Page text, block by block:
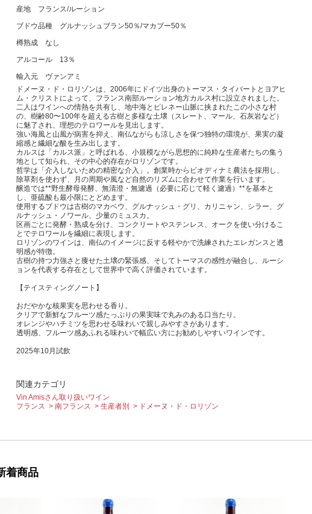
産地 フランス/ルーション
ブドウ品種 グルナッシュブラン50％/マカブー50％
樽熟成 なし
アルコール 13％
輸入元 ヴァンアミ
ドメーヌ・ド・ロリゾンは、2006年にドイツ出身のトーマス・タイバートとヨアヒ
ム・クリストによって、フランス南部ルーション地方カルス村に設立されました。
二人はワインへの情熱を共有し、地中海とピレネー山脈に挟まれたこの小さな村
の、樹齢80〜100年を超える古樹と多様な土壌（スレート、マール、石灰岩など）
に魅了され、理想のテロワールを見出します。
強い海風と山風が病害を抑え、南仏ながらも涼しさを保つ独特の環境が、果実の凝
縮感と繊細な酸を生み出します。
カルスは「カルス派」と呼ばれる、小規模ながら思想的に純粋な生産者たちの集う
地として知られ、その中心的存在がロリゾンです。
哲学は「介入しないための精密な介入」。創業時からビオディナミ農法を採用し、
除草剤を使わず、月の周期や風など自然のリズムに合わせて作業を行います。
醸造では**野生酵母発酵、無清澄・無濾過（必要に応じて軽く濾過）**を基本と
し、亜硫酸も最小限にとどめます。
使用するブドウは古樹のマカベウ、グルナッシュ・グリ、カリニャン、シラー、グ
ルナッシュ・ノワール、少量のミュスカ。
区画ごとに発酵・熟成を分け、コンクリートやステンレス、オークを使い分けるこ
とでテロワールを繊細に表現します。
ロリゾンのワインは、南仏のイメージに反する軽やかで洗練されたエレガンスと透
明感が特徴。
古樹の持つ力強さと痩せた土壌の緊張感、そしてトーマスの感性が融合し、ルーシ
ョンを代表する存在として世界中で高く評価されています。
【テイスティングノート】
おだやかな核果実を思わせる香り。
クリアで新鮮なフルーツ感たっぷりの果実味で丸みのある口当たり。
オレンジやハチミツを思わせる味わいで親しみやすさがあります。
透明感、フルーツ感あふれる味わいで幅広い方にお勧めしやすいワインです。
2025年10月試飲
関連カテゴリ
Vin Amisさん取り扱いワイン
フランス
南フランス 生産者別 ドメーヌ・ド・ロリゾン
着商品